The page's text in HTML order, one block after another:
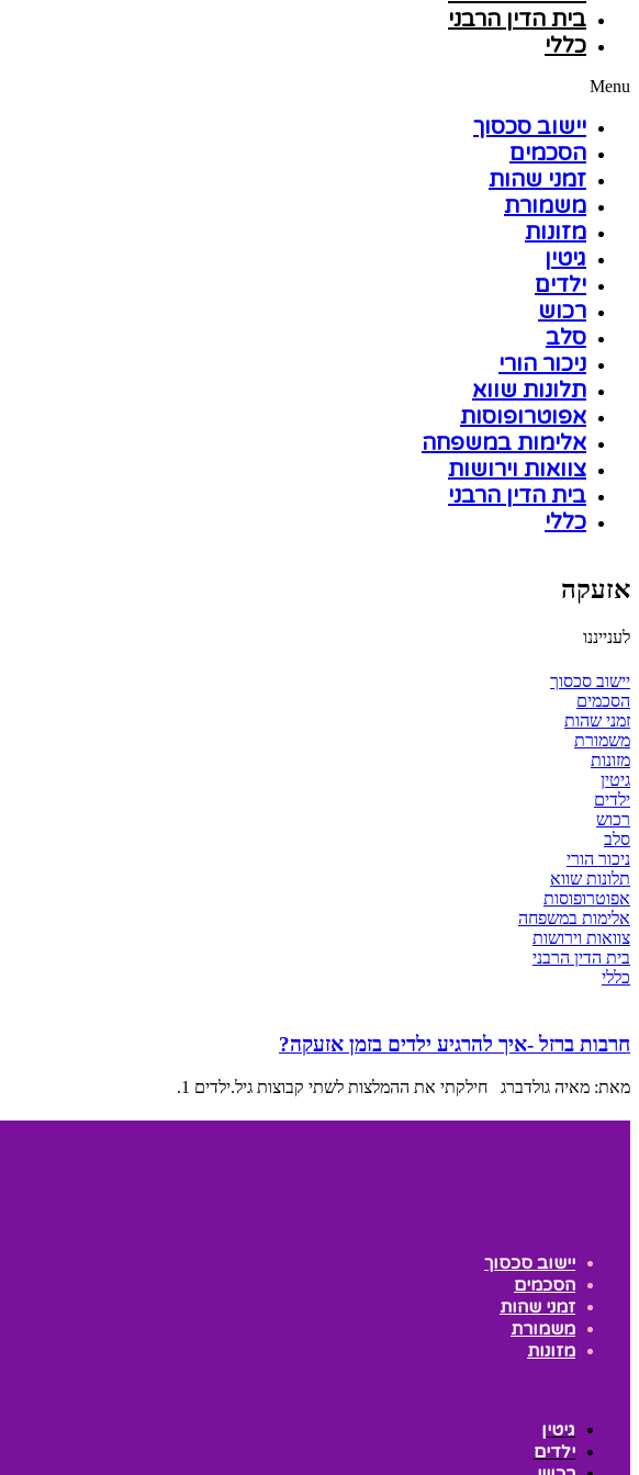
בית הדין הרבני
כללי
Menu
יישוב סכסוך
הסכמים
זמני שהות
משמורת
מזונות
גיטין
ילדים
רכוש
סלב
ניכור הורי
תלונות שווא
אפוטרופוסות
אלימות במשפחה
צוואות וירושות
בית הדין הרבני
כללי
אזעקה
לענייננו
יישוב סכסוך
הסכמים
זמני שהות
משמורת
מזונות
גיטין
ילדים
רכוש
סלב
ניכור הורי
תלונות שווא
אפוטרופוסות
אלימות במשפחה
צוואות וירושות
בית הדין הרבני
כללי
חרבות ברזל -איך להרגיע ילדים בזמן אזעקה?
מאת: מאיה גולדברג חילקתי את ההמלצות לשתי קבוצות גיל.ילדים 1.
יישוב סכסוך
הסכמים
זמני שהות
משמורת
מזונות
גיטין
ילדים